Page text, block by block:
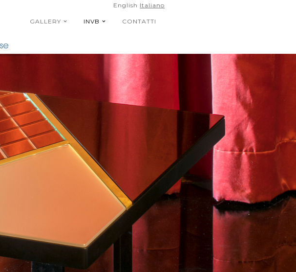
GALLERY INVB CONTATTI
English Italiano